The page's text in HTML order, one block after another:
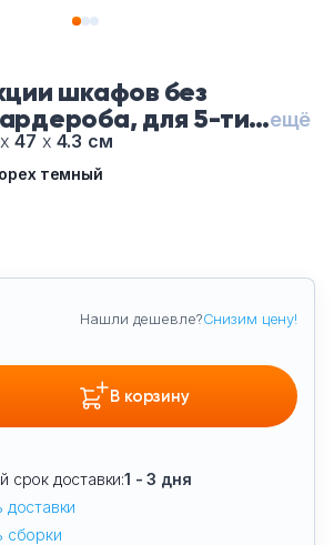
шкафов без
для 5-ти
для 2-х широких
для 1-го широкого
ПК-ПМ-ТП233Х47-Ми
цвет Миланский
ещё
х 47 х 4.3 см
Нашли дешевле?Снизим цену!
В корзину
срок доставки:1 - 3 дня
доставки
сборки
темный
офисные
диваны
и металлическая мебель
растения